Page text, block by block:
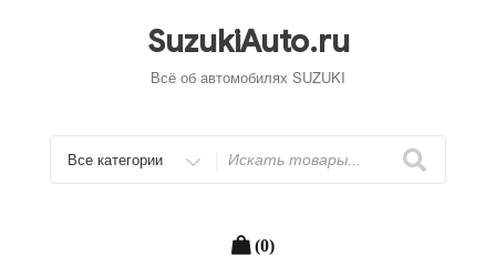
SuzukiAuto.ru
Всё об автомобилях SUZUKI
Искать
(0)